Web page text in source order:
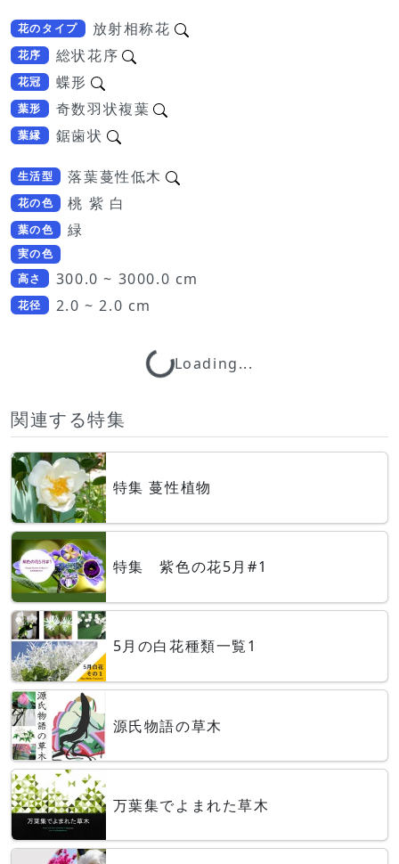
花のタイプ 放射相称花
花序 総状花序
花冠 蝶形
葉形 奇数羽状複葉
葉縁 鋸歯状
生活型 落葉蔓性低木
花の色 桃 紫 白
葉の色 緑
実の色
高さ
300.0 ~ 3000.0 cm
花径 2.0 ~ 2.0 cmLoading...Loading...
関連する特集
特集 蔓性植物
特集 紫色の花5月#1
5月の白花種類一覧1
源氏物語の草木
万葉集でよまれた草木